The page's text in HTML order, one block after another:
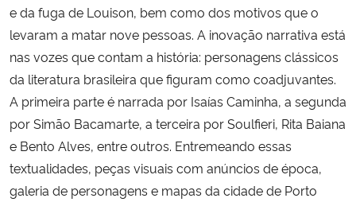
e da fuga de Louison, bem como dos motivos que o
levaram a matar nove pessoas. A inovação narrativa está
nas vozes que contam a história: personagens clássicos
da literatura brasileira que figuram como coadjuvantes.
A primeira parte é narrada por Isaías Caminha, a segunda
por Simão Bacamarte, a terceira por Soulfieri, Rita Baiana
e Bento Alves, entre outros. Entremeando essas
textualidades, peças visuais com anúncios de época,
galeria de personagens e mapas da cidade de Porto